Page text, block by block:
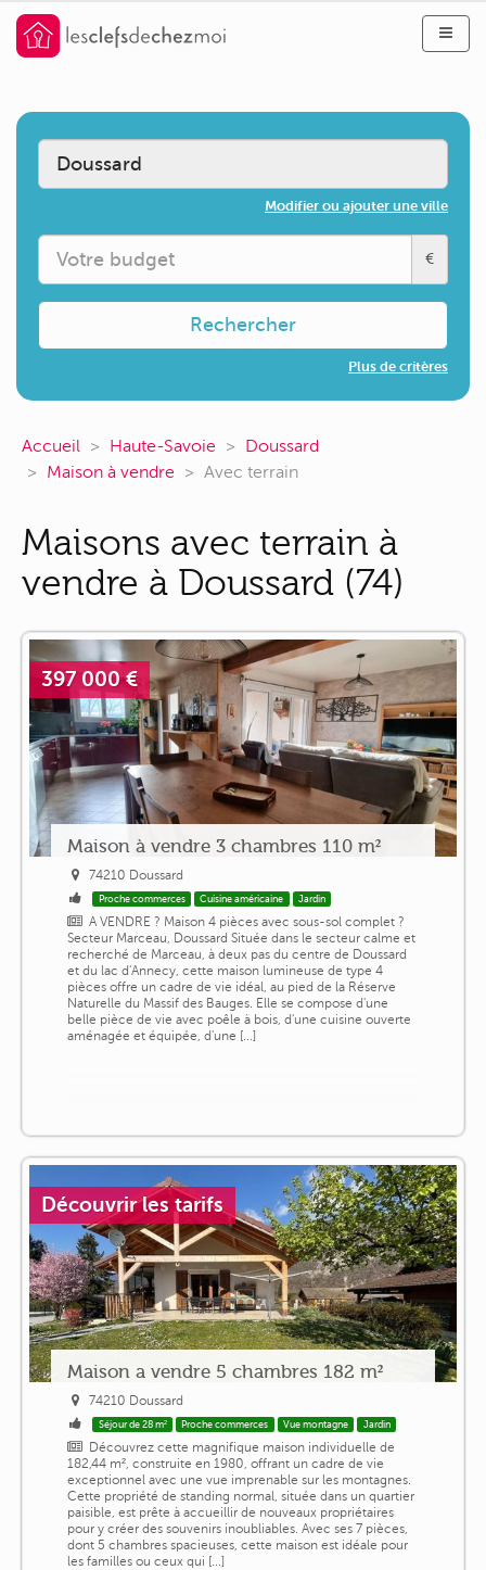
Modifier ou ajouter une ville
€
Rechercher
Plus de critères
Accueil Haute-Savoie
Doussard
Maison à vendre
Avec terrain
Maisons avec terrain à
vendre à Doussard (74)
397 000 €
Maison à vendre 3 chambres 110 m²
74210 Doussard
Proche commerces Cuisine américaine Jardin
A VENDRE ? Maison 4 pièces avec sous-sol complet ?
Secteur Marceau, Doussard Située dans le secteur calme et
recherché de Marceau, à deux pas du centre de Doussard
et du lac d'Annecy, cette maison lumineuse de type 4
pièces offre un cadre de vie idéal, au pied de la Réserve
Naturelle du Massif des Bauges. Elle se compose d'une
belle pièce de vie avec poêle à bois, d'une cuisine ouverte
aménagée et équipée, d'une [...]
Découvrir les tarifs
Maison a vendre 5 chambres 182 m²
74210 Doussard
Séjour de 28 m² Proche commerces Vue montagne Jardin
Découvrez cette magnifique maison individuelle de
182,44 m², construite en 1980, offrant un cadre de vie
exceptionnel avec une vue imprenable sur les montagnes.
Cette propriété de standing normal, située dans un quartier
paisible, est prête à accueillir de nouveaux propriétaires
pour y créer des souvenirs inoubliables. Avec ses 7 pièces,
dont 5 chambres spacieuses, cette maison est idéale pour
les familles ou ceux qui [...]